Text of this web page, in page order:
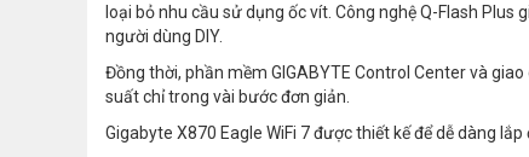
loại bỏ nhu cầu sử dụng ốc vít. Công nghệ Q-Flash Plus
người dùng DIY.
Đồng thời, phần mềm GIGABYTE Control Center và
suất chỉ trong vài bước đơn giản.
Gigabyte X870 Eagle WiFi 7 được thiết kế để dễ dàng